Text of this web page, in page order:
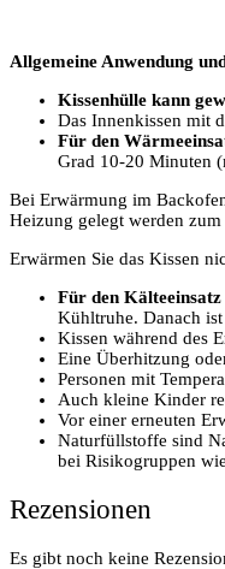
Allgemeine Anwendung
Kissenhülle kann
Das Innenkissen mit
Für den
Grad 10-20 Minuten
Bei Erwärmung im
Heizung gelegt werden zum
Erwärmen Sie das Kissen
Für den Kälteeinsatz
Kühltruhe. Danach
Kissen während des
Eine Überhitzung
Personen mit
Auch kleine Kinder
Vor einer erneuten
Naturfüllstoffe sind
bei Risikogruppen
Rezensionen
Es gibt noch keine